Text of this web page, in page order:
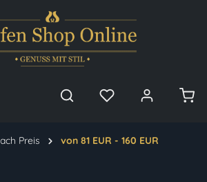
Preis von 81 EUR - 160 EUR